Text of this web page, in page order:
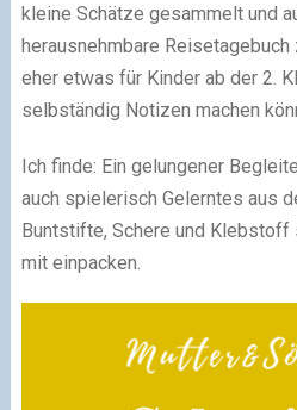
kleine Schätze gesammelt und
herausnehmbare
eher etwas für Kinder ab der 2.
selbständig Notizen machen
Ich finde: Ein gelungener
auch spielerisch Gelerntes aus
Buntstifte, Schere und Klebstoff
mit einpacken.